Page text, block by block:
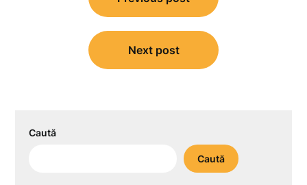
Next post
Caută
Caută